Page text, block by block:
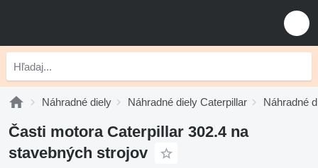
Náhradné diely Náhradné diely Caterpillar Náhradné
Časti motora Caterpillar 302.4 na
stavebných strojov